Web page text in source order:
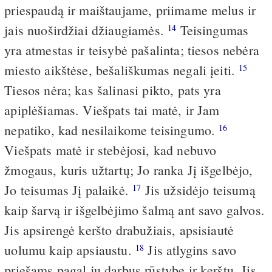
priespaudą ir maištaujame, priimame melus ir
jais nuoširdžiai džiaugiamės. 14 Teisingumas
yra atmestas ir teisybė pašalinta; tiesos nebėra
miesto aikštėse, bešališkumas negali įeiti. 15
Tiesos nėra; kas šalinasi pikto, pats yra
apiplėšiamas. Viešpats tai matė, ir Jam
nepatiko, kad nesilaikome teisingumo. 16
Viešpats matė ir stebėjosi, kad nebuvo
žmogaus, kuris užtartų; Jo ranka Jį išgelbėjo,
Jo teisumas Jį palaikė. 17 Jis užsidėjo teisumą
kaip šarvą ir išgelbėjimo šalmą ant savo galvos.
Jis apsirengė keršto drabužiais, apsisiautė
uolumu kaip apsiaustu. 18 Jis atlygins savo